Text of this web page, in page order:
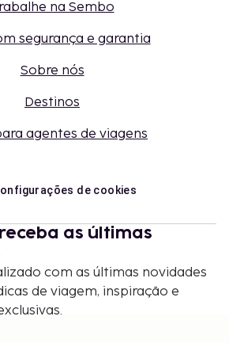
na Sembo
segurança e garantia
Sobre nós
Destinos
agentes de viagens
de cookies
as últimas
com as últimas novidades
de viagem, inspiração e